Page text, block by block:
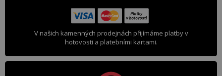
V našich kamenných prodejnách přijímáme platby v
hotovosti a platebními kartami.